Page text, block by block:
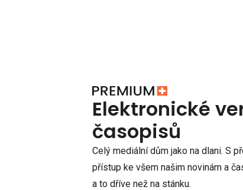
Elektronické
časopisů
Celý mediální dům jako na dlani. S
přístup ke všem našim novinám a
a to dříve než na stánku.